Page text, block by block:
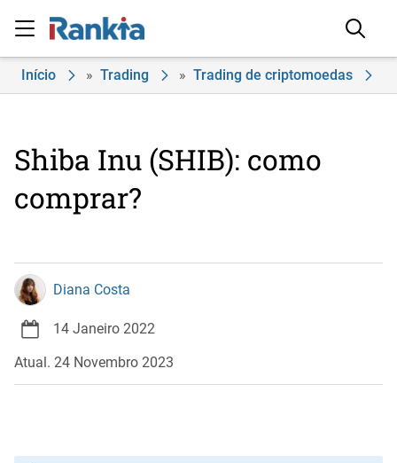
Início » Trading » Trading de criptomoedas
Shiba Inu (SHIB): como
comprar?
Diana Costa
14 Janeiro 2022
Atual. 24 Novembro 2023